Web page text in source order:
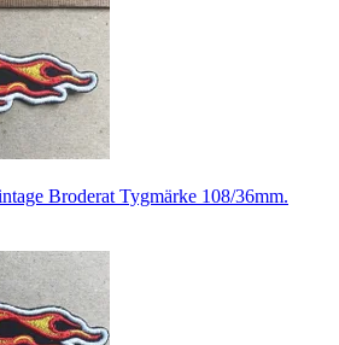
Broderat Tygmärke 108/36mm.